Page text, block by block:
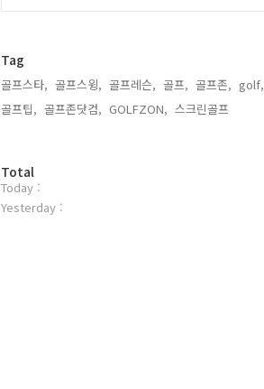
Tag
골프스타, 골프스윙, 골프레슨, 골프, 골프존, golf,
골프팁, 골프존닷컴, GOLFZON, 스크린골프,
방
문
자
Total
Today :
Yesterday :